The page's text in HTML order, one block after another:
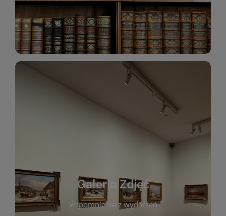
Katalog Zbiorów
Galeria Zdjęć
wspomnienia z wydarzeń
Galeria Zdjęć
wspomnienia z wydarzeń, spotkań i projektów
którym można zobaczyć, jak żyje nasza biblioteka
i jej społeczność. Zdjęcia dokumentują zarówno
uroczyste chwile, jak i codzienne aktywności
czytelników. Regularnie dodajemy nowe galerie,